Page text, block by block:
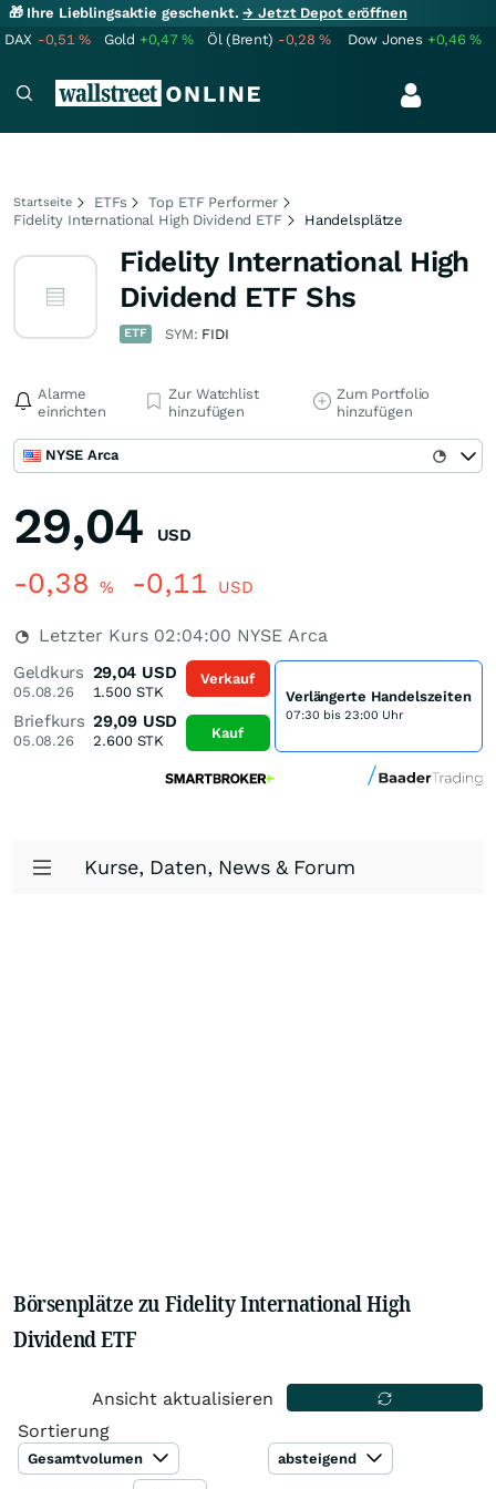
🎁 Ihre Lieblingsaktie geschenkt.→ Jetzt Depot eröffnen
DAX -0,51% Gold +0,47% Öl (Brent) -0,28% Dow Jones +0,46%
Startseite ETFs
Top ETF Performer
Fidelity International High Dividend ETF
Handelsplätze
Fidelity International High
Dividend ETF Shs
ETF SYM: FIDI
Alarme
einrichten
Zur Watchlist
hinzufügen
Zum Portfolio
hinzufügen
NYSE Arca
29,04 USD
-0,38 % -0,11 USD
Letzter Kurs 02:04:00 NYSE Arca
Geldkurs
05.08.26
29,04 USD
1.500STK
Briefkurs
05.08.26
29,09 USD
2.600STK
Verkauf
Kauf
Verlängerte Handelszeiten
07:30 bis 23:00 Uhr
Kurse, Daten, News & Forum
Börsenplätze zu Fidelity International High
Dividend ETF
Ansicht aktualisieren
Sortierung
Gesamtvolumen absteigend